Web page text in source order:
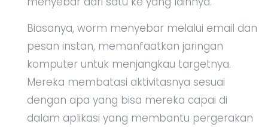
Biasanya, worm menyebar melalui email dan
pesan instan, memanfaatkan jaringan
komputer untuk menjangkau targetnya.
Mereka membatasi aktivitasnya sesuai
dengan apa yang bisa mereka capai di
dalam aplikasi yang membantu pergerakan